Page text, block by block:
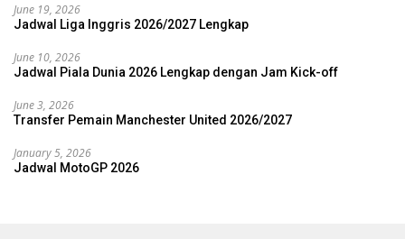
June 19, 2026
Jadwal Liga Inggris 2026/2027 Lengkap
June 10, 2026
Jadwal Piala Dunia 2026 Lengkap dengan Jam Kick-off
June 3, 2026
Transfer Pemain Manchester United 2026/2027
January 5, 2026
Jadwal MotoGP 2026